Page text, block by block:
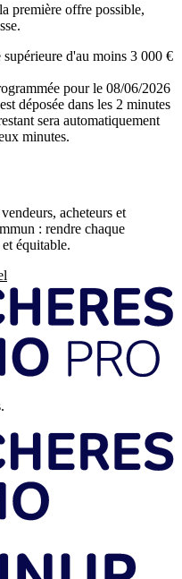
première offre possible,
d'au moins 3 000 €
pour le 08/06/2026
déposée dans les 2 minutes
sera automatiquement
minutes.
acheteurs et
: rendre chaque
équitable.